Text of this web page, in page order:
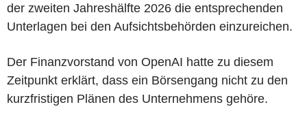
der zweiten Jahreshälfte 2026 die entsprechenden
Unterlagen bei den Aufsichtsbehörden einzureichen.
Der Finanzvorstand von OpenAI hatte zu diesem
Zeitpunkt erklärt, dass ein Börsengang nicht zu den
kurzfristigen Plänen des Unternehmens gehöre.